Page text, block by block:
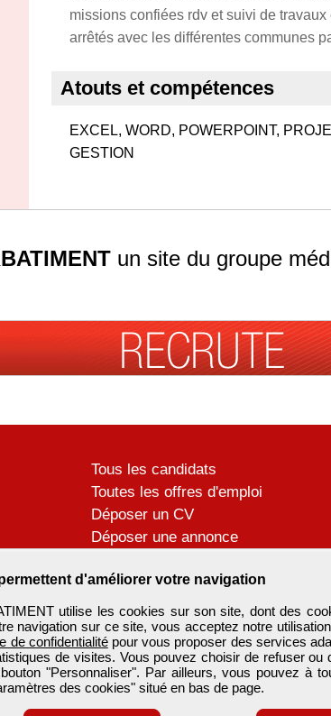
missions confiées rdv et suivi de
arrêtés avec les différentes communes
Atouts et compétences
EXCEL, WORD, POWERPOINT,
GESTION
d'améliorer votre navigation
utilise les cookies sur son site, dont des
navigation sur ce site, vous acceptez notre
de confidentialitépour vous proposer des services
de visites. Vous pouvez choisir de refuser ou
"Personnaliser". Par ailleurs, vous pouvez à
des cookies" situé en bas de page.
un site du groupe
Tous les candidats
Toutes les offres d'emploi
Déposer un CV
Déposer une annonce